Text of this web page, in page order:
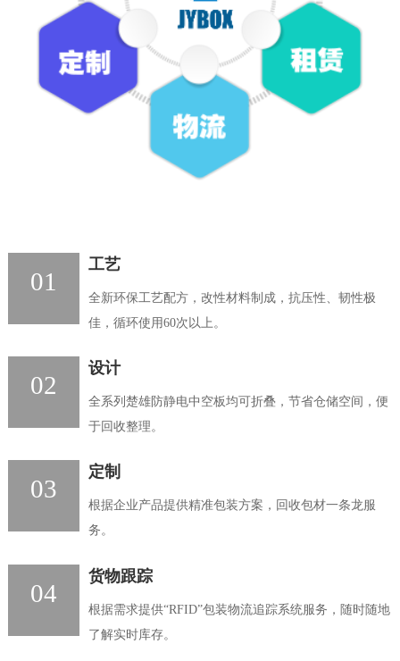
01
工艺
全新环保工艺配方，改性材料制成，抗压性、韧性极
佳，循环使用60次以上。
02
设计
全系列楚雄防静电中空板均可折叠，节省仓储空间，便
于回收整理。
03
定制
根据企业产品提供精准包装方案，回收包材一条龙服
务。
04
货物跟踪
根据需求提供“RFID”包装物流追踪系统服务，随时随地
了解实时库存。